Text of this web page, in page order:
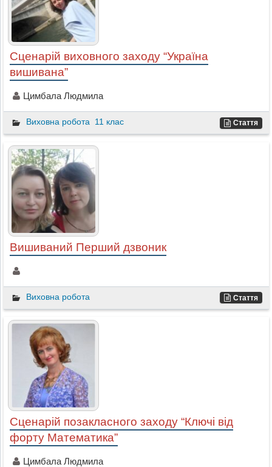
Сценарій виховного заходу “Україна
вишивана”
Цимбала Людмила
Виховна робота 11 клас Стаття
Вишиваний Перший дзвоник
Виховна робота Стаття
Сценарій позакласного заходу “Ключі від
форту Математика”
Цимбала Людмила